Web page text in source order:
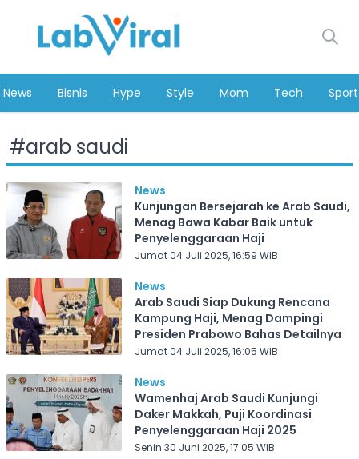
News Bisnis Hype Style Mom Tech Sport
#arab saudi
News
Kunjungan Bersejarah ke Arab Saudi,
Menag Bawa Kabar Baik untuk
Penyelenggaraan Haji
Jumat 04 Juli 2025, 16:59 WIB
News
Arab Saudi Siap Dukung Rencana
Kampung Haji, Menag Dampingi
Presiden Prabowo Bahas Detailnya
Jumat 04 Juli 2025, 16:05 WIB
News
Wamenhaj Arab Saudi Kunjungi
Daker Makkah, Puji Koordinasi
Penyelenggaraan Haji 2025
Senin 30 Juni 2025, 17:05 WIB